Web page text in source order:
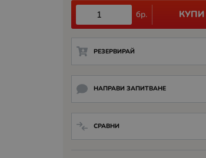
бр. КУПИ
РЕЗЕРВИРАЙ
НАПРАВИ ЗАПИТВАНЕ
СРАВНИ